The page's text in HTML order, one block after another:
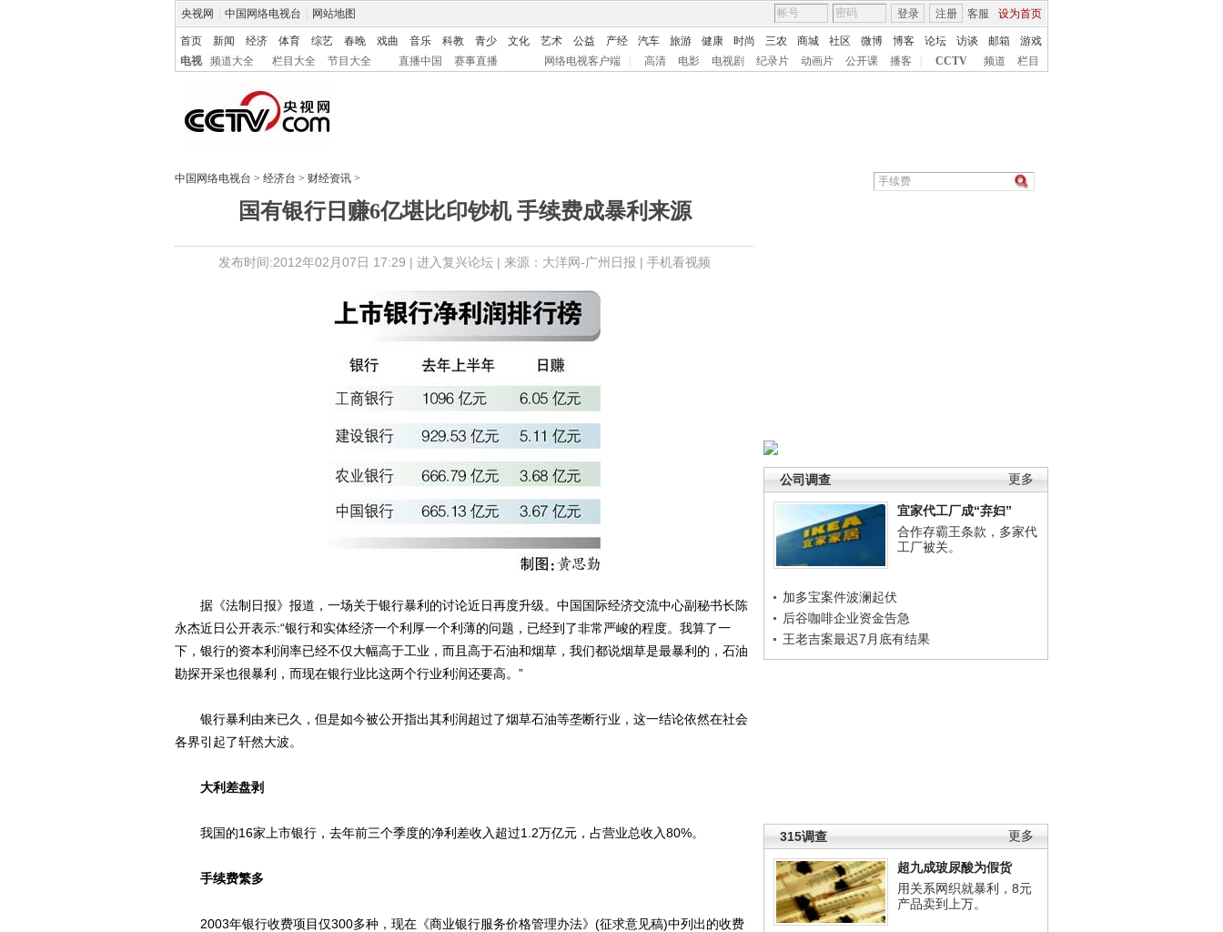
央视网 中国网络电视台 网站地图 客服 设为首页
登录 注册
首页 新闻 经济 体育 综艺 春晚 戏曲 音乐 科教 青少 文化 艺术 公益 产经 汽车 旅游 健康 时尚 三农 商城 社区 微博 博客 论坛 访谈 邮箱
游戏
电视
频道大全 栏目大全 节目大全 直播中国 赛事直播 网络电视客户端 高清 电影 电视剧 纪录片 动画片 公开课 播客 CCTV 频道 栏目
中国网络电视台 > 经济台 > 财经资讯 >
国有银行日赚6亿堪比印钞机 手续费成暴利来源
发布时间:2012年02月07日 17:29 | 进入复兴论坛 | 来源：大洋网-广州日报 | 手机看视频
更多
公司调查
宜家代工厂成“弃妇”
合作存霸王条款，多家代
工厂被关。
加多宝案件波澜起伏
后谷咖啡企业资金告急
王老吉案最迟7月底有结果
更多
315调查
超九成玻尿酸为假货
用关系网织就暴利，8元
产品卖到上万。
据《法制日报》报道，一场关于银行暴利的讨论近日再度升级。中国国际经济交流中心副秘书长陈
永杰近日公开表示:“银行和实体经济一个利厚一个利薄的问题，已经到了非常严峻的程度。我算了一
下，银行的资本利润率已经不仅大幅高于工业，而且高于石油和烟草，我们都说烟草是最暴利的，石油
勘探开采也很暴利，而现在银行业比这两个行业利润还要高。”
银行暴利由来已久，但是如今被公开指出其利润超过了烟草石油等垄断行业，这一结论依然在社会
各界引起了轩然大波。
大利差盘剥
我国的16家上市银行，去年前三个季度的净利差收入超过1.2万亿元，占营业总收入80%。
手续费繁多
2003年银行收费项目仅300多种，现在《商业银行服务价格管理办法》(征求意见稿)中列出的收费